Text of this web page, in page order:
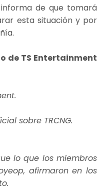
de que tomará
esta situación y por
de TS Entertainment
sobre TRCNG.
lo que los miembros
afirmaron en los